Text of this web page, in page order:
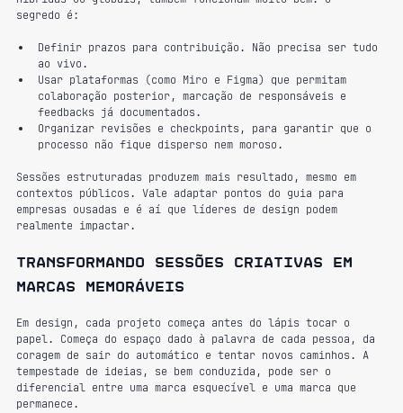
segredo é:
Definir prazos para contribuição. Não precisa ser tudo
ao vivo.
Usar plataformas (como Miro e Figma) que permitam
colaboração posterior, marcação de responsáveis e
feedbacks já documentados.
Organizar revisões e checkpoints, para garantir que o
processo não fique disperso nem moroso.
Sessões estruturadas produzem mais resultado, mesmo em
contextos públicos. Vale adaptar pontos do guia para
empresas ousadas e é aí que líderes de design podem
realmente impactar.
Transformando sessões criativas em
marcas memoráveis
Em design, cada projeto começa antes do lápis tocar o
papel. Começa do espaço dado à palavra de cada pessoa, da
coragem de sair do automático e tentar novos caminhos. A
tempestade de ideias, se bem conduzida, pode ser o
diferencial entre uma marca esquecível e uma marca que
permanece.